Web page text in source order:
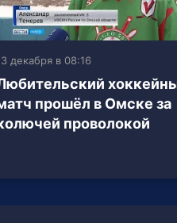
декабря в 08:16
прошёл в Омске за
проволокой